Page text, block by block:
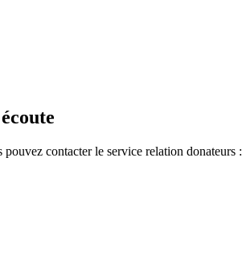
contacter le service relation donateurs :